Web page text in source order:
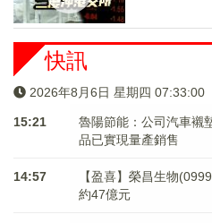
快訊
2026年8月6日 星期四 07:33:00
15:21
魯陽節能：公司汽車襯
品已實現量產銷售
14:57
【盈喜】榮昌生物
約47億元